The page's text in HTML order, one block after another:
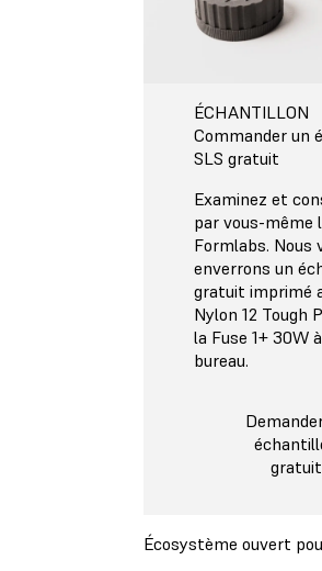
ÉCHANTILLON
Commander un
SLS gratuit
Examinez et
par vous-même
Formlabs. Nous
enverrons un
gratuit imprimé
Nylon 12 Tough
la Fuse 1+ 30W
bureau.
gratuit
Écosystème ouvert